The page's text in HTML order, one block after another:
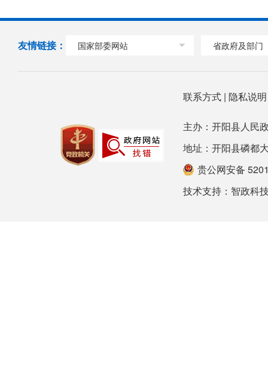
友情链接： 国家部委网站 省政府及部门
联系方式| 隐私说
主办：开阳县人民
地址：开阳县磷都
贵公网安备
技术支持： 智政科